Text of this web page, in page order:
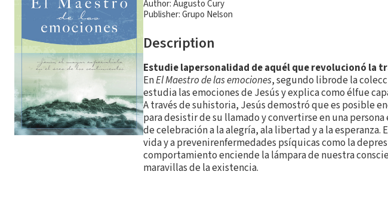
Author:Augusto Cury
Publisher: Grupo Nelson
Description
Estudie lapersonalidad de aquél que revolucionó la
EnElMaestro de las emociones, segundo librode la
estudia las emociones de Jesús y explica como élfue
A través de suhistoria, Jesús demostró que es posible
para desistir de su llamado y convertirse en una
de celebración a la alegría, ala libertad y a la
vida y a prevenirenfermedades psíquicas como la
comportamiento enciende la lámpara de nuestra
maravillas de la existencia.